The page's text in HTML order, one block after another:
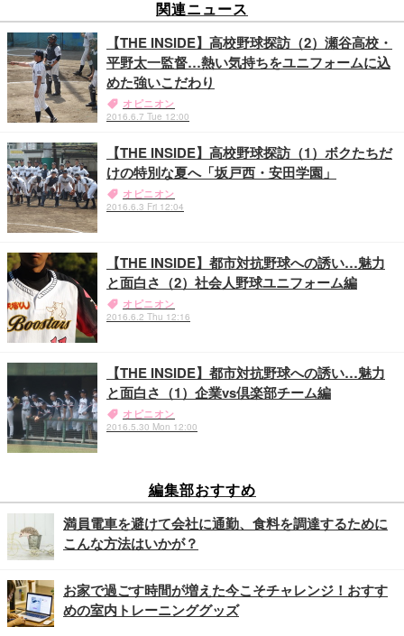
関連ニュース
【THE INSIDE】高校野球探訪（2）瀬谷高校・
平野太一監督…熱い気持ちをユニフォームに込
めた強いこだわり
オピニオン
2016.6.7 Tue 12:00
【THE INSIDE】高校野球探訪（1）ボクたちだ
けの特別な夏へ「坂戸西・安田学園」
オピニオン
2016.6.3 Fri 12:04
【THE INSIDE】都市対抗野球への誘い…魅力
と面白さ（2）社会人野球ユニフォーム編
オピニオン
2016.6.2 Thu 12:16
【THE INSIDE】都市対抗野球への誘い…魅力
と面白さ（1）企業vs倶楽部チーム編
オピニオン
2016.5.30 Mon 12:00
編集部おすすめ
満員電車を避けて会社に通勤、食料を調達するために
こんな方法はいかが？
お家で過ごす時間が増えた今こそチャレンジ！おすす
めの室内トレーニンググッズ